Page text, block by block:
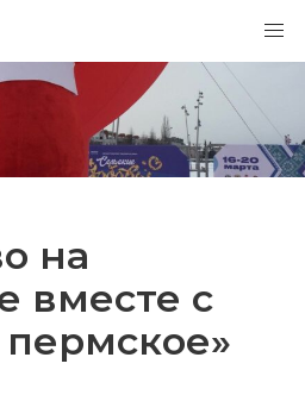
на
вместе с